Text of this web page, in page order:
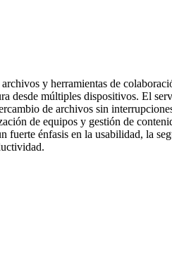
y herramientas de
desde múltiples dispositivos. El
de archivos sin
de equipos y gestión de
fuerte énfasis en la usabilidad, la